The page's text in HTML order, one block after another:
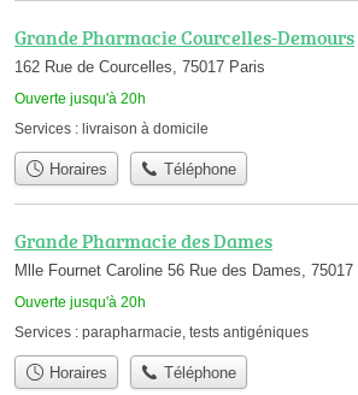
Grande Pharmacie Courcelles-Demours
162 Rue de Courcelles, 75017 Paris
Ouverte jusqu'à 20h
Services : livraison à domicile
Horaires Téléphone
Grande Pharmacie des Dames
Mlle Fournet Caroline 56 Rue des Dames, 75017
Ouverte jusqu'à 20h
Services : parapharmacie, tests antigéniques
Horaires Téléphone